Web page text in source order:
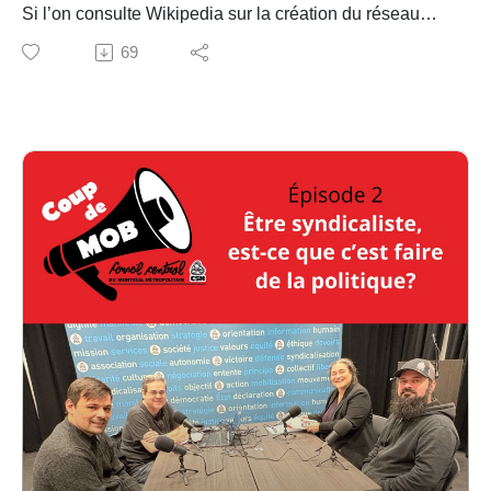
(SECHUM-CSN)
Si l’on consulte Wikipedia sur la création du réseau
des CPE, on peut y lire que : Ce réseau a été mis sur
pied le 23 janvier 1997 par Pauline Marois, alors
services de garde au Québec ne peut évidemment pas
se résumer qu’à cela.
Depuis la création des salles d’asiles en 1863 par les
Sœurs Grises à Montréal, il en aura fallu des luttes de
femmes pour arriver au réseau tel que nous le
connaissons aujourd’hui! Ces luttes ont été menées
par plusieurs générations de femmes qui souhaitaient
participer au marché du travail l’esprit en paix, en
sachant leurs enfants entre bonnes mains et en
sécurité.
Ces luttes ont été menées en alliance avec des
groupes de citoyennes, le mouvement des femmes et
par le mouvement syndical, particulièrement par le
69